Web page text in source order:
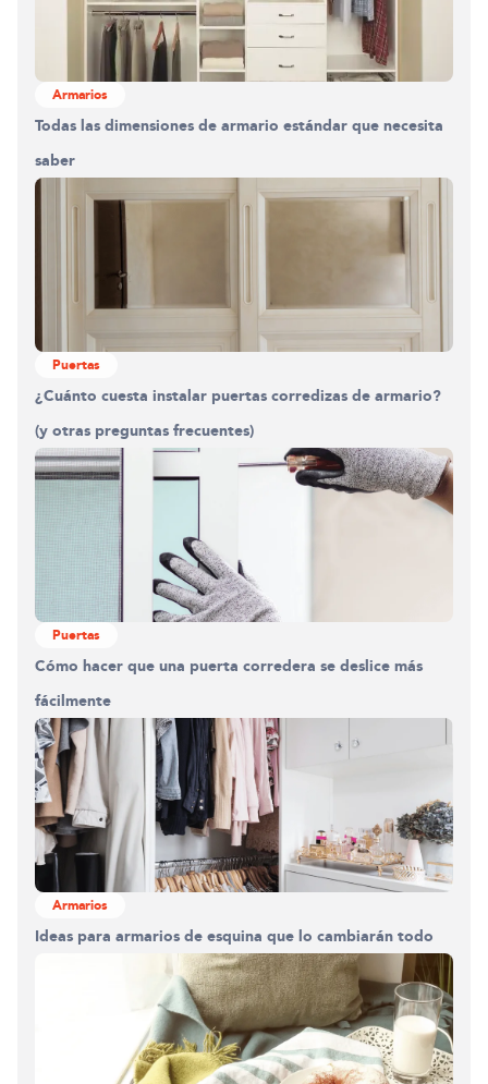
Armarios
Todas las dimensiones de armario estándar que necesita
saber
Puertas
¿Cuánto cuesta instalar puertas corredizas de armario?
(y otras preguntas frecuentes)
Puertas
Cómo hacer que una puerta corredera se deslice más
fácilmente
Armarios
Ideas para armarios de esquina que lo cambiarán todo